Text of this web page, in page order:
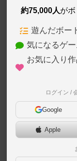
国王
名古屋大須のボー
ドゲームカフェ
Board Game's
自己
約75,000人がボ
遊んだボー
気になるゲ
お気に入り
ログイン /
Google
Apple